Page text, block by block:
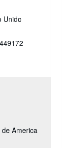
Unido
America